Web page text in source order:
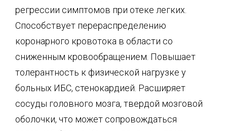
регрессии симптомов при отеке легких.
Способствует перераспределению
коронарного кровотока в области со
сниженным кровообращением. Повышает
толерантность к физической нагрузке у
больных ИБС, стенокардией. Расширяет
сосуды головного мозга, твердой мозговой
оболочки, что может сопровождаться